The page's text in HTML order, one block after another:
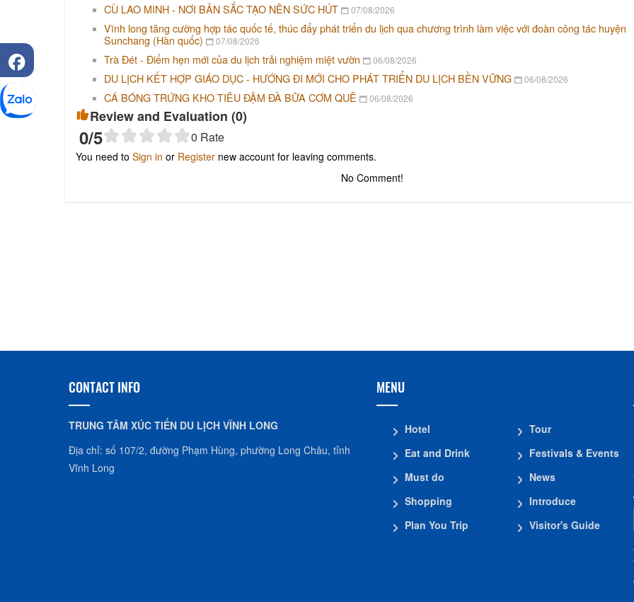
CÙ LAO MINH - NƠI BẢN SẮC TẠO NÊN SỨC HÚT 07/08/2026
Vĩnh long tăng cường hợp tác quốc tế, thúc đẩy phát triển du lịch qua chương trình làm việc với đoàn công tác huyện
Sunchang (Hàn quốc)
07/08/2026
Trà Đét - Điểm hẹn mới của du lịch trải nghiệm miệt vườn 06/08/2026
DU LỊCH KẾT HỢP GIÁO DỤC - HƯỚNG ĐI MỚI CHO PHÁT TRIỂN DU LỊCH BỀN VỮNG 06/08/2026
CÁ BÓNG TRỨNG KHO TIÊU ĐẬM ĐÀ BỮA CƠM QUÊ 06/08/2026
Review and Evaluation (0)
0/5 0 Rate
You need to Sign in or Register new account for leaving comments.
No Comment!
CONTACT INFO
TRUNG TÂM XÚC TIẾN DU LỊCH VĨNH LONG
Địa chỉ: số 107/2, đường Phạm Hùng, phường Long Châu, tỉnh
Vĩnh Long
MENU
Hotel
Eat and Drink
Must do
Shopping
Plan You Trip
Tour
Festivals & Events
News
Introduce
Visitor's Guide